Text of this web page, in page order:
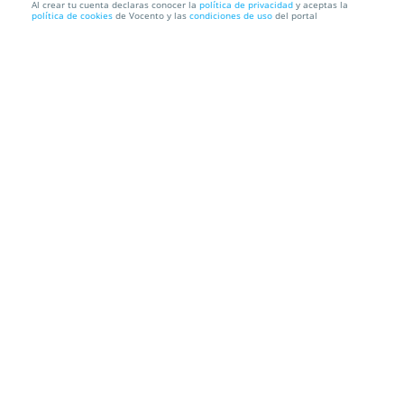
Entradas Behzod Abduraimov
Al crear tu cuenta declaras conocer la política de privacidad y aceptas la
política de cookies de Vocento y las condiciones de uso del portal